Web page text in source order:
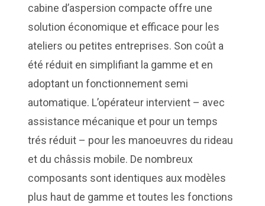
cabine d’aspersion compacte offre une
solution économique et efficace pour les
ateliers ou petites entreprises. Son coût a
été réduit en simplifiant la gamme et en
adoptant un fonctionnement semi
automatique. L’opérateur intervient – avec
assistance mécanique et pour un temps
trés réduit – pour les manoeuvres du rideau
et du châssis mobile. De nombreux
composants sont identiques aux modèles
plus haut de gamme et toutes les fonctions